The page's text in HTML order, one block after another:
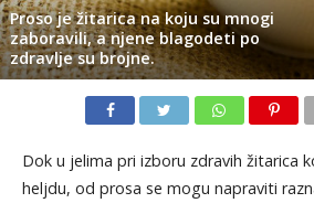
Proso je žitarica na koju su mnogi
zaboravili, a njene blagodeti po
zdravlje su brojne.
Dok u jelima pri izboru zdravih žitarica
heljdu, od prosa se mogu napraviti